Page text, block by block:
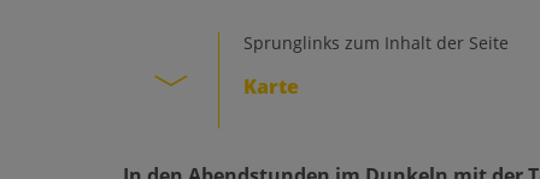
Sprunglinks zum Inhalt der Seite
Karte